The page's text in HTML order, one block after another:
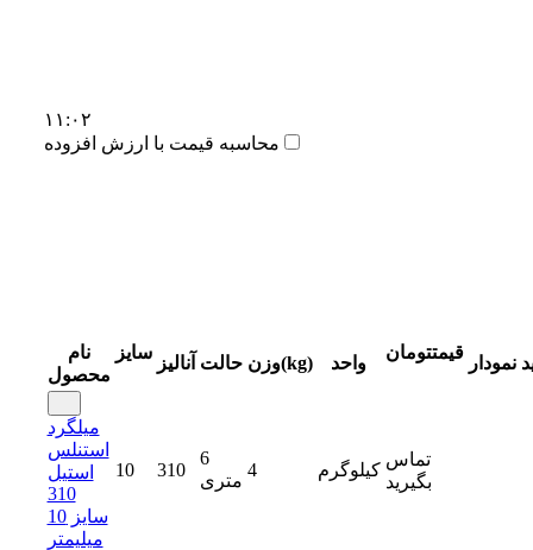
۱۱:۰۲
محاسبه قیمت با ارزش افزوده
نام
محصول
سایز
آنالیز حالت وزن(kg) واحد
قیمتتومان
نمودار
میلگرد
استنلس
استیل
310
سایز 10
میلیمتر
10 310
6
متری
4 کیلوگرم
تماس
بگیرید